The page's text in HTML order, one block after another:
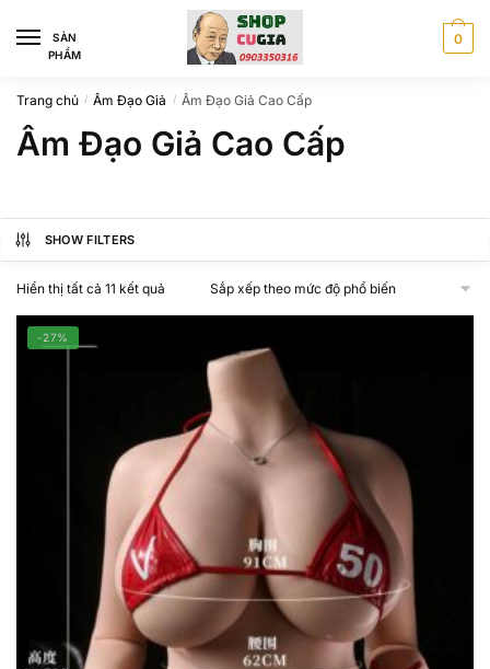
navigation
content
SÀN
PHẨM
0
Trang chủ / Âm Đạo Giả / Âm Đạo Giả Cao Cấp
Âm Đạo Giả Cao Cấp
SHOW FILTERS
Hiển thị tất cả 11 kết quả
biến
-27%